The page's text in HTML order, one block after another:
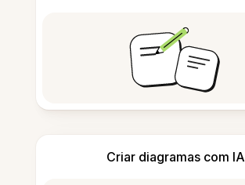
Criar diagramas com IA